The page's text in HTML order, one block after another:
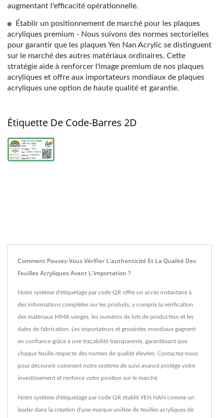
augmentant l'efficacité opérationnelle.
Établir un positionnement de marché pour les plaques
acryliques premium - Nous suivons des normes sectorielles
pour garantir que les plaques Yen Nan Acrylic se distinguent
sur le marché des autres matériaux ordinaires. Cette
stratégie aide à renforcer l'image premium de nos plaques
acryliques et offre aux importateurs mondiaux de plaques
acryliques une option de haute qualité et garantie.
Étiquette De Code-Barres 2D
Comment Pouvez-Vous Vérifier L'authenticité Et La Qualité Des
Feuilles Acryliques Avant L'importation ?
Notre système d'étiquetage par code QR offre un accès instantané à
des informations complètes sur les produits, y compris la vérification
des matériaux MMA vierges, les numéros de lots de production et les
dates de fabrication. Les importateurs et grossistes mondiaux gagnent
en confiance grâce à une traçabilité transparente, garantissant que
chaque feuille respecte des normes de qualité élevées. Contactez-nous
pour découvrir comment notre système de suivi avancé protège votre
investissement et renforce votre position sur le marché.
Notre système d'étiquetage par code QR établit YEN NAN comme un
leader dans la création d'une marque unifiée de feuilles acryliques de